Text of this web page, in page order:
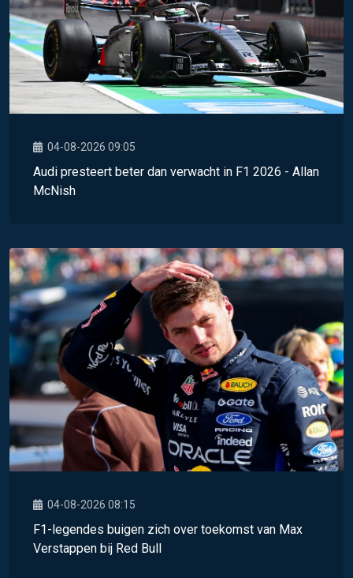
04-08-2026 09:05
Audi presteert beter dan verwacht in F1 2026 - Allan
McNish
04-08-2026 08:15
F1-legendes buigen zich over toekomst van Max
Verstappen bij Red Bull